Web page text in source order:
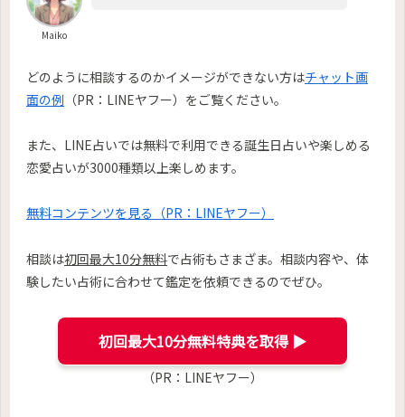
Maiko
どのように相談するのかイメージができない方はチャット画
面の例 （PR：LINEヤフー）をご覧ください。
また、LINE占いでは無料で利用できる誕生日占いや楽しめる
恋愛占いが3000種類以上楽しめます。
無料コンテンツを見る（PR：LINEヤフー）
相談は初回最大10分無料で占術もさまざま。相談内容や、体
験したい占術に合わせて鑑定を依頼できるのでぜひ。
初回最大10分無料特典を取得 ▶︎
（PR：LINEヤフー）